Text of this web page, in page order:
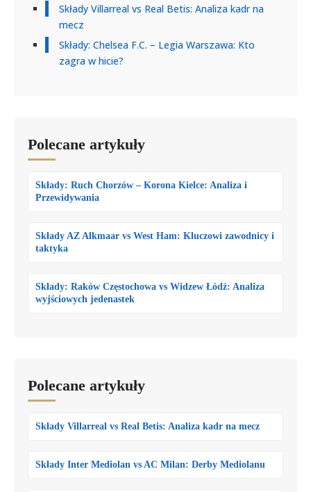
Składy Villarreal vs Real Betis: Analiza kadr na
mecz
Składy: Chelsea F.C. – Legia Warszawa: Kto
zagra w hicie?
Polecane artykuły
Składy: Ruch Chorzów – Korona Kielce: Analiza i
Przewidywania
Składy AZ Alkmaar vs West Ham: Kluczowi zawodnicy i
taktyka
Składy: Raków Częstochowa vs Widzew Łódź: Analiza
wyjściowych jedenastek
Polecane artykuły
Składy Villarreal vs Real Betis: Analiza kadr na mecz
Składy Inter Mediolan vs AC Milan: Derby Mediolanu